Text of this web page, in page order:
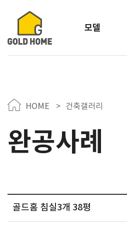
모델
HOME > 건축갤러리
완공사례
골드홈 침실3개 38평